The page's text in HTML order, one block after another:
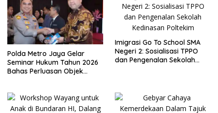
Polda Metro Jaya Gelar
Seminar Hukum Tahun 2026
Bahas Perluasan Objek
Imigrasi Go To School SMA
Negeri 2: Sosialisasi TPPO
dan Pengenalan Sekolah